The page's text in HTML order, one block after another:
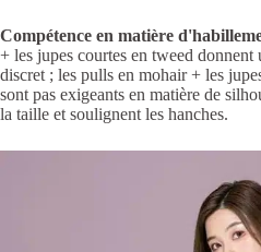
Compétence en matière
+ les jupes courtes en tweed donnent
discret ; les pulls en mohair + les
sont pas exigeants en matière de
la taille et soulignent les hanches.